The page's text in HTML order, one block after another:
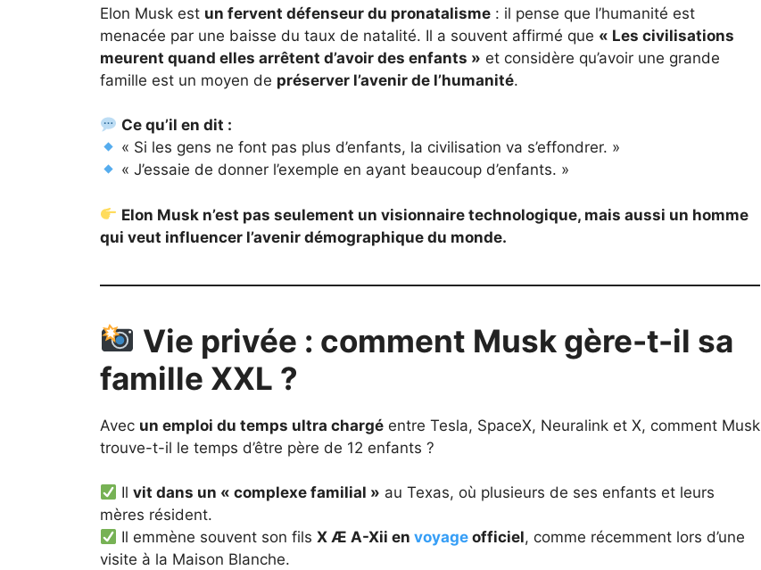
Elon Musk est un fervent défenseur du pronatalisme : il pense que l’humanité est
menacée par une baisse du taux de natalité. Il a souvent affirmé que « Les civilisations
meurent quand elles arrêtent d’avoir des enfants » et considère qu’avoir une grande
famille est un moyen de préserver l’avenir de l’humanité.
Ce qu’il en dit :
« Si les gens ne font pas plus d’enfants, la civilisation va s’effondrer. »
« J’essaie de donner l’exemple en ayant beaucoup d’enfants. »
Elon Musk n’est pas seulement un visionnaire technologique, mais aussi un homme
qui veut influencer l’avenir démographique du monde.
Vie privée : comment Musk gère-t-il sa
famille XXL ?
Avec un emploi du temps ultra chargé entre Tesla, SpaceX, Neuralink et X, comment Musk
trouve-t-il le temps d’être père de 12 enfants ?
Ilvit dans un « complexe familial » au Texas, où plusieurs de ses enfants et leurs
mères résident.
Il emmène souvent son filsX Æ A-Xii envoyage officiel, comme récemment lors d’une
visite à la Maison Blanche.